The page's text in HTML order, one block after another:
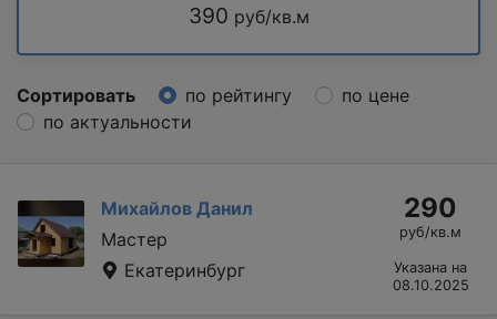
390 руб/кв.м
Сортировать по рейтингу
по цене
по актуальности
Михайлов Данил
Мастер
Екатеринбург
290
руб/кв.м
Указана на
08.10.2025